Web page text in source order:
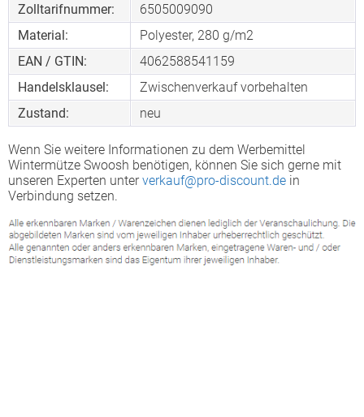
Zolltarifnummer:
6505009090
Material:
Polyester, 280 g/m2
EAN / GTIN:
4062588541159
Handelsklausel:
Zwischenverkauf vorbehalten
Zustand:
neu
Wenn Sie weitere Informationen zu dem Werbemittel
Wintermütze Swoosh benötigen, können Sie sich gerne mit
unseren Experten unterverkauf@pro-discount.de in
Verbindung setzen.